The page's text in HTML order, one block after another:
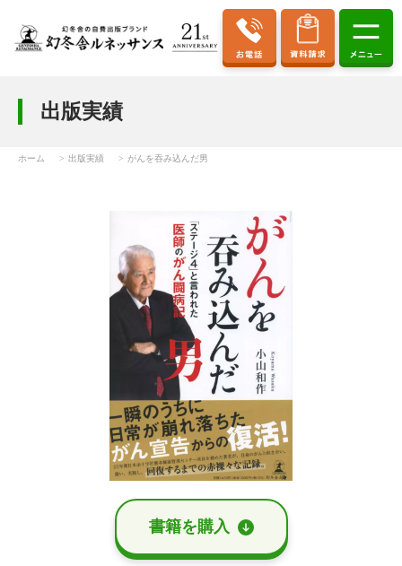
出版実績
ホーム 出版実績 がんを吞み込んだ男
書籍を購⼊